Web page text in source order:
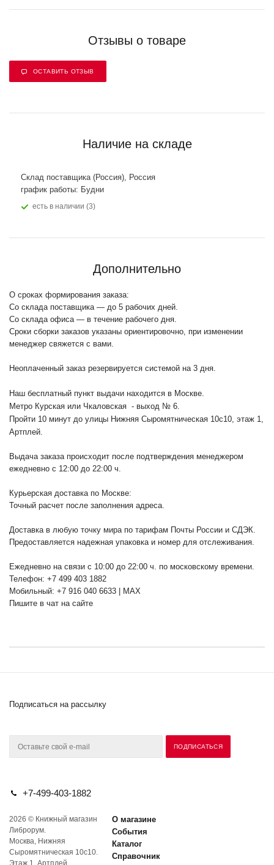
Отзывы о товаре
ОСТАВИТЬ ОТЗЫВ
Наличие на складе
Склад поставщика (Россия), Россия
график работы: Будни
Есть в наличии (3)
Дополнительно
О сроках формирования заказа:
Со склада поставщика — до 5 рабочих дней.
Со склада офиса — в течение рабочего дня.
Сроки сборки заказов указаны ориентировочно, при изменении
менеджер свяжется с вами.
Неоплаченный заказ резервируется системой на 3 дня.
Наш бесплатный пункт выдачи находится в Москве.
Метро Курская или Чкаловская - выход № 6.
Пройти 10 минут до улицы Нижняя Сыромятническая 10с10, этаж 1,
Артплей.
Выдача заказа происходит после подтверждения менеджером
ежедневно с 12:00 до 22:00 ч.
Курьерская доставка по Москве:
Точный расчет после заполнения адреса.
Доставка в любую точку мира по тарифам Почты России и СДЭК.
Предоставляется надежная упаковка и номер для отслеживания.
Ежедневно на связи с 10:00 до 22:00 ч. по московскому времени.
Телефон: +7 499 403 1882
Мобильный: +7 916 040 6633 | MAX
Пишите в чат на сайте
Подписаться на рассылку
+7-499-403-1882
2026 © Книжный магазин
Либрорум.
Москва, Нижняя
Сыромятническая 10с10.
Этаж 1. Артплей
О магазине
События
Каталог
Справочник